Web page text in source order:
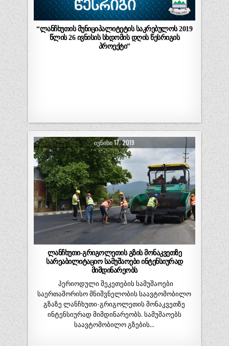
“ლანჩხუთის მუნიციპალიტეტის საკრებულოს 2019
წლის 26 ივნისის სხდომის დღის წესრიგის
პროექტი”
ᲘᲕᲜᲘᲡᲘ 17, 2019
ლანჩხუთი-გრიგოლეთის გზის მონაკვეთზე
სარეაბილიტაციო სამუშაოები ინტენსიურად
მიმდინარეობს
პერიოდული შეკეთების სამუშაოები
საერთაშორისო მნიშვნელობის საავტომობილო
გზაზე ლანჩხუთი-გრიგოლეთის მონაკვეთზე
ინტენსიურად მიმდინარეობს. სამუშაოებს
საავტომობილო გზების…